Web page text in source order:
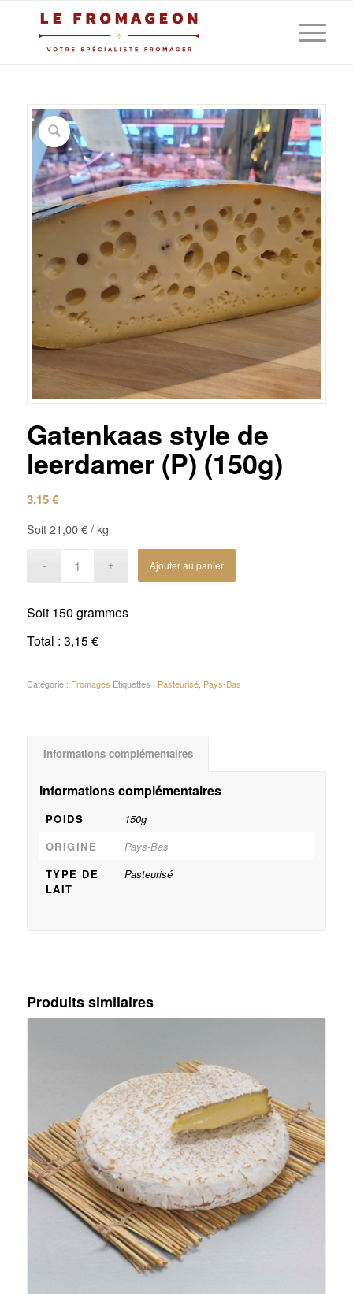
Gatenkaas style de
leerdamer (P) (150g)
3,15€
Soit21,00€/ kg
Ajouter au panier
Soit 150 grammes
Total : 3,15 €
Catégorie : Fromages Étiquettes : Pasteurisé, Pays-Bas
Informations complémentaires
Informations complémentaires
POIDS
150g
ORIGINE
Pays-Bas
TYPE DE
LAIT
Pasteurisé
Produits similaires